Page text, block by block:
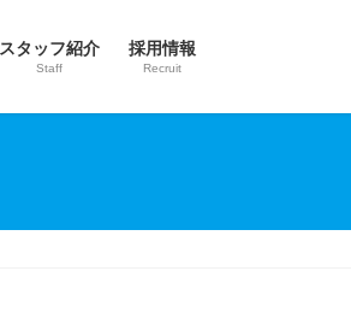
スタッフ紹介
Staff
採用情報
Recruit